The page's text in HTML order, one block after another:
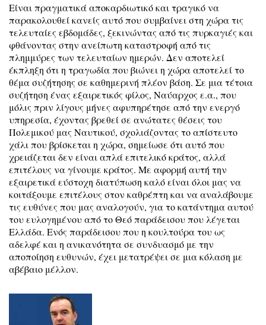
Είναι πραγματικά αποκαρδιωτικό και τραγικό να
παρακολουθεί κανείς αυτό που συμβαίνει στη χώρα τις
τελευταίες εβδομάδες, ξεκινώντας από τις πυρκαγιές και
φθάνοντας στην ανείπωτη καταστροφή από τις
πλημμύρες των τελευταίων ημερών. Δεν αποτελεί
έκπληξη ότι η τραγωδία που βιώνει η χώρα αποτελεί το
θέμα συζήτησης σε καθημερινή πλέον βάση. Σε μια τέτοια
συζήτηση ένας εξαιρετικός φίλος, Ναύαρχος ε.α., που
μόλις πριν λίγους μήνες αφυπηρέτησε από την ενεργό
υπηρεσία, έχοντας βρεθεί σε ανώτατες θέσεις του
Πολεμικού μας Ναυτικού, σχολιάζοντας το απίστευτο
χάλι που βρίσκεται η χώρα, σημείωσε ότι αυτό που
χρειάζεται δεν είναι απλά επιτελικό κράτος, αλλά
επιτέλους να γίνουμε κράτος. Με αφορμή αυτή την
εξαιρετικά εύστοχη διατύπωση καλό είναι όλοι μας να
κοιτάξουμε επιτέλους στον καθρέπτη και να αναλάβουμε
τις ευθύνες που μας αναλογούν, για το κατάντημα αυτού
του ευλογημένου από το Θεό παράδεισου που λέγεται
Ελλάδα. Ενός παράδεισου που η κουλτούρα του ως
αδελφέ και η ανικανότητα σε συνδυασμό με την
αποποίηση ευθυνών, έχει μετατρέψει σε μια κόλαση με
αβέβαιο μέλλον.